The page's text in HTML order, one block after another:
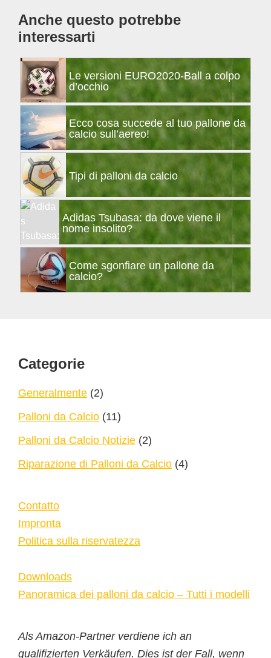
Anche questo potrebbe
interessarti
Le versioni EURO2020-Ball a colpo
d’occhio
Ecco cosa succede al tuo pallone da
calcio sull’aereo!
Tipi di palloni da calcio
Adidas Tsubasa: da dove viene il
nome insolito?
Come sgonfiare un pallone da
calcio?
Footer
Categorie
Generalmente (2)
Palloni da Calcio (11)
Palloni da Calcio Notizie (2)
Riparazione di Palloni da Calcio (4)
Contatto
Impronta
Politica sulla riservatezza
Downloads
Panoramica dei palloni da calcio – Tutti i modelli
Als Amazon-Partner verdiene ich an
qualifizierten Verkäufen. Dies ist der Fall, wenn